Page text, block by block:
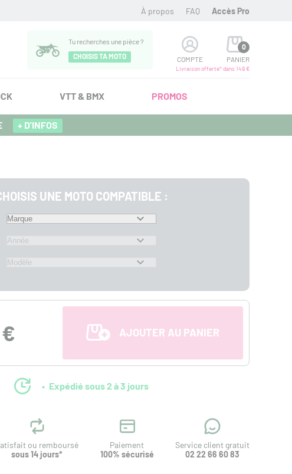
À propos FAQ Accès Pro
Tu recherches une pièce ?
CHOISIS TA MOTO
COMPTE
0
PANIER
Livraison offerte* dans 149 €
VTT & BMX PROMOS
+ D'INFOS
UNE MOTO COMPATIBLE :
AJOUTER AU PANIER
Expédié sous 2 à 3 jours
ou remboursé
sous 14 jours*
Paiement
100% sécurisé
Service client gratuit
02 22 66 60 83